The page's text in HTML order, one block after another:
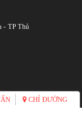
CHỈ ĐƯỜNG
- TP Thủ